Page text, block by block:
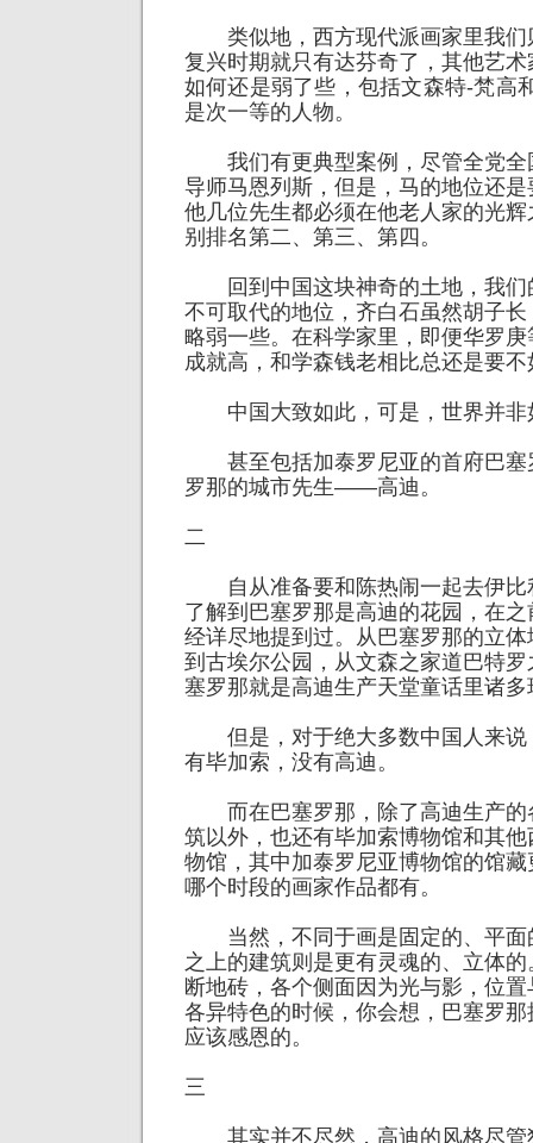
类似地，西方现代派画家里我们
复兴时期就只有达芬奇了，其他艺
如何还是弱了些，包括文森特-梵高
是次一等的人物。
我们有更典型案例，尽管全党全
导师马恩列斯，但是，马的地位还
他几位先生都必须在他老人家的光
别排名第二、第三、第四。
回到中国这块神奇的土地，我们
不可取代的地位，齐白石虽然胡子
略弱一些。在科学家里，即便华罗
成就高，和学森钱老相比总还是要不
中国大致如此，可是，世界并非
甚至包括加泰罗尼亚的首府巴塞
罗那的城市先生——高迪。
二
自从准备要和陈热闹一起去伊比
了解到巴塞罗那是高迪的花园，在
经详尽地提到过。从巴塞罗那的立
到古埃尔公园，从文森之家道巴特
塞罗那就是高迪生产天堂童话里诸
但是，对于绝大多数中国人来说
有毕加索，没有高迪。
而在巴塞罗那，除了高迪生产的
筑以外，也还有毕加索博物馆和其
物馆，其中加泰罗尼亚博物馆的馆
哪个时段的画家作品都有。
当然，不同于画是固定的、平面
之上的建筑则是更有灵魂的、立体
断地砖，各个侧面因为光与影，位
各异特色的时候，你会想，巴塞罗
应该感恩的。
三
其实并不尽然，高迪的风格尽管